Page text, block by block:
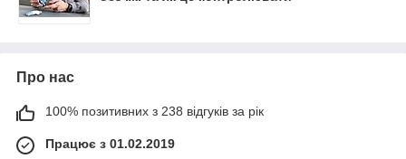
Про нас
100% позитивних з 238 відгуків за рік
Працює з 01.02.2019